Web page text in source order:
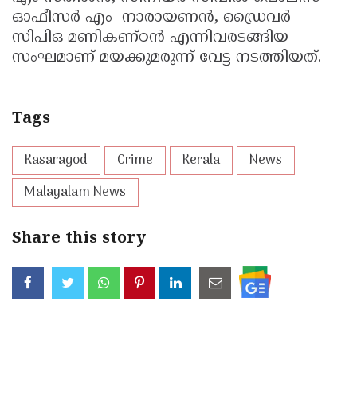
ഓഫീസർ എം നാരായണൻ, ഡ്രൈവർ
സിപിഒ മണികണ്‌ഠൻ എന്നിവരടങ്ങിയ
സംഘമാണ് മയക്കുമരുന്ന് വേട്ട നടത്തിയത്.
Tags
Kasaragod Crime Kerala
News
Malayalam News
Share this story